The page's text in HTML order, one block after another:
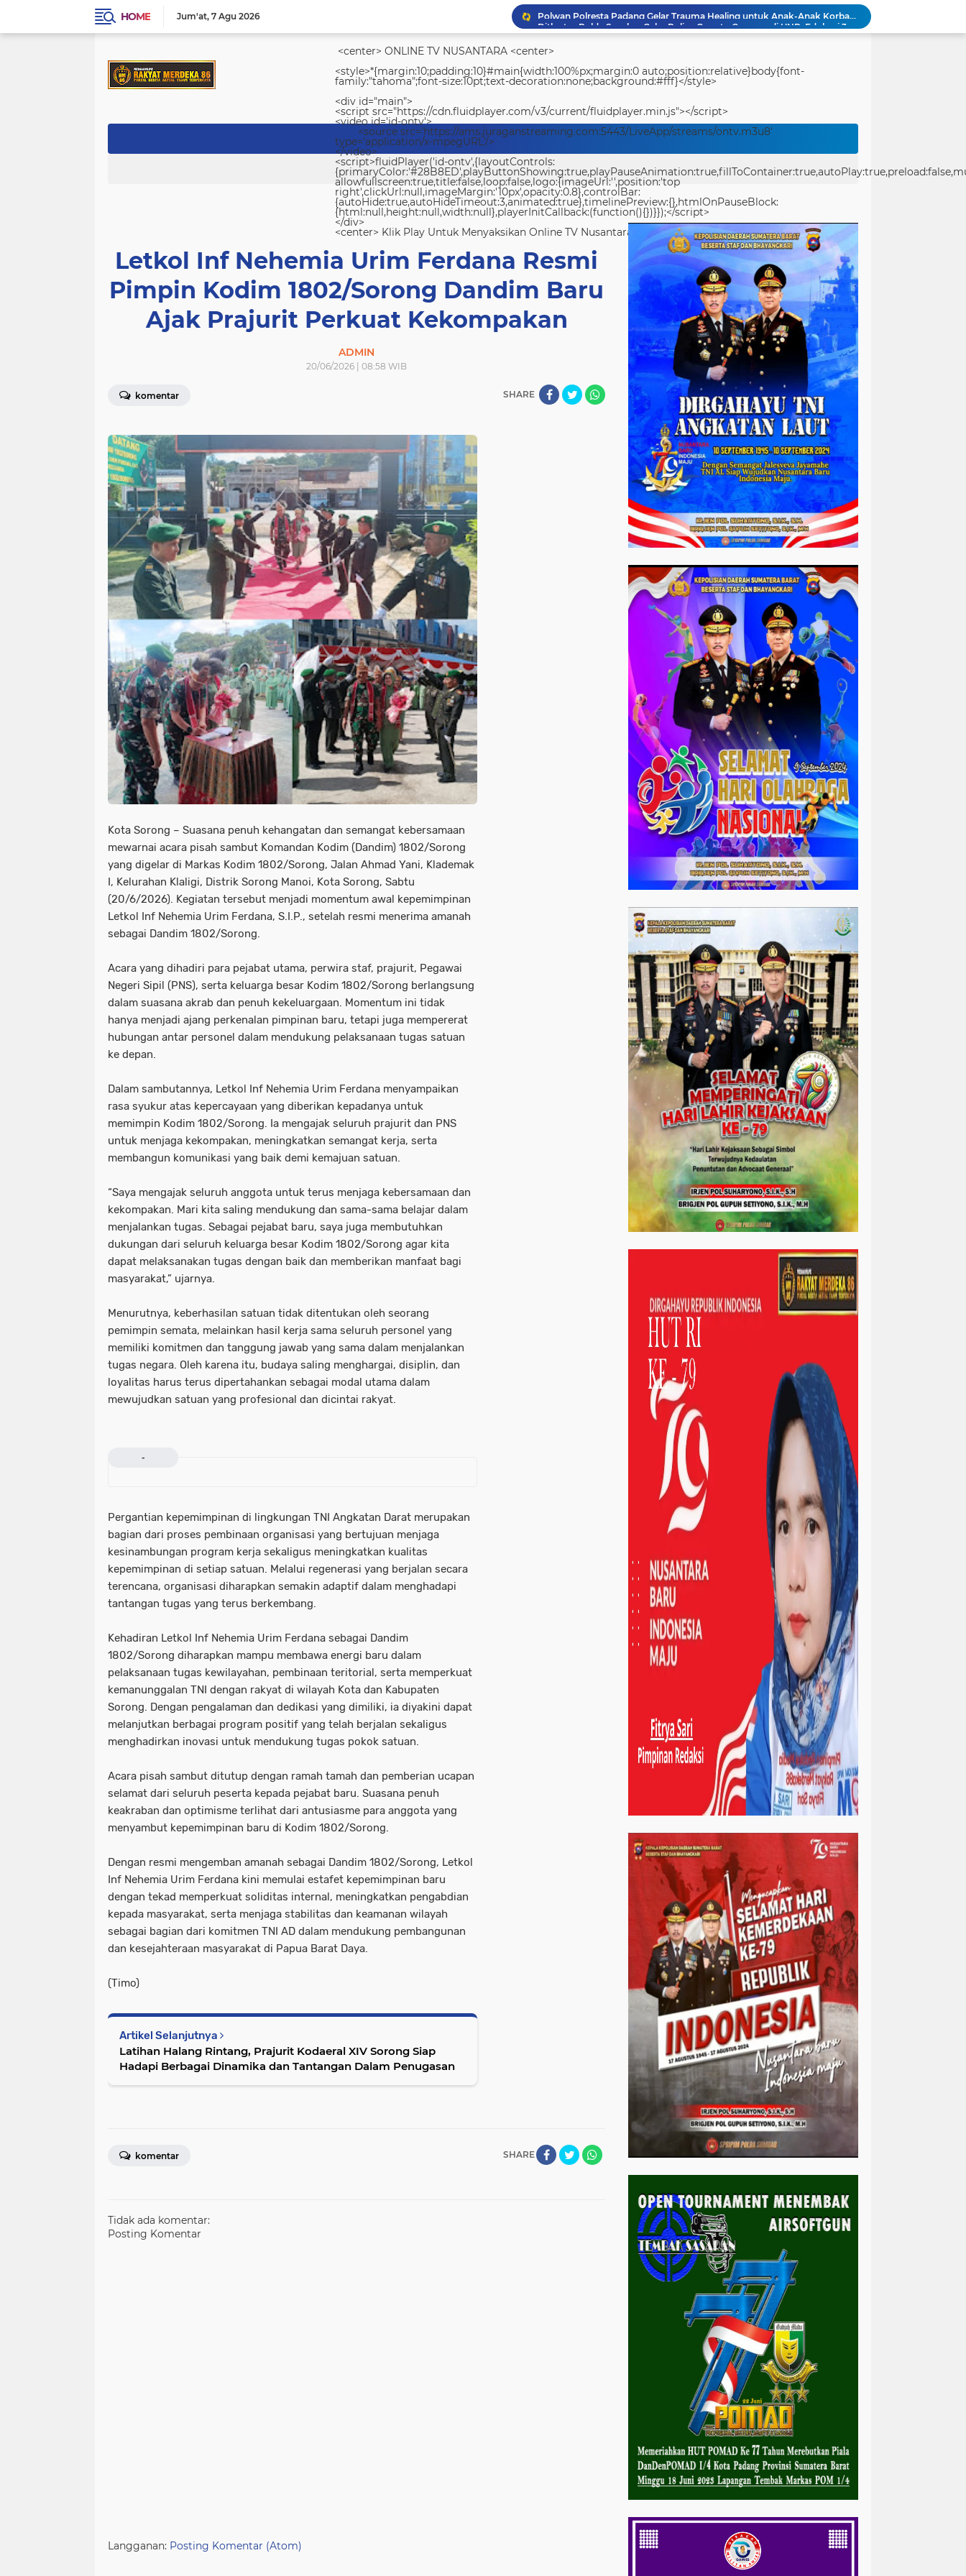
HOME Jum'at 7 Agu 2026
Ditlantas Polda Sumbar Gelar Police Goes to Campus di UNP, Edukasi 3.000 Mahasiswa Baru Tertib Berlalu Lintas
Polresta Padang Dirikan Posko Kesehatan Lapangan, Berikan Layanan Medis Gratis bagi Warga Terdampak Bencana
Distribusi BBM ke Proyek Flyover Sitinjau Lauik Dipertanyakan, Diduga Gunakan Solar Bersubsidi
Polwan Polresta Padang Gelar Trauma Healing untuk Anak-Anak Korban Banjir di Surau Gadang
<center> ONLINE TV NUSANTARA <center>
<style>*{margin:10;padding:10}#main{width:100%px;margin:0 auto;position:relative}body{font-
family:"tahoma";font-size:10pt;text-decoration:none;background:#fff}</style>
<div id="main">
<script src="https://cdn.fluidplayer.com/v3/current/fluidplayer.min.js"></script>
<video id='id-ontv'>
<source src='https://ams.juraganstreaming.com:5443/LiveApp/streams/ontv.m3u8'
type='application/x-mpegURL'/>
</video>
<script>fluidPlayer('id-ontv',{layoutControls:
allowfullscreen:true,title:false,loop:false,logo:{imageUrl:'',position:'top
right',clickUrl:null,imageMargin:'10px',opacity:0.8},controlBar:
{autoHide:true,autoHideTimeout:3,animated:true},timelinePreview:{},htmlOnPauseBlock:
{html:null,height:null,width:null},playerInitCallback:(function(){})}});</script>
</div>
<center> Klik Play Untuk Menyaksikan Online TV Nusantara <center>
Letkol Inf Nehemia Urim Ferdana Resmi
Pimpin Kodim 1802/Sorong Dandim Baru
Ajak Prajurit Perkuat Kekompakan
ADMIN
20/06/2026 | 08:58 WIB
komentar SHARE
Kota Sorong – Suasana penuh kehangatan dan semangat kebersamaan
mewarnai acara pisah sambut Komandan Kodim (Dandim) 1802/Sorong
yang digelar di Markas Kodim 1802/Sorong, Jalan Ahmad Yani, Klademak
I, Kelurahan Klaligi, Distrik Sorong Manoi, Kota Sorong, Sabtu
(20/6/2026). Kegiatan tersebut menjadi momentum awal kepemimpinan
Letkol Inf Nehemia Urim Ferdana, S.I.P., setelah resmi menerima amanah
sebagai Dandim 1802/Sorong.
Acara yang dihadiri para pejabat utama, perwira staf, prajurit, Pegawai
Negeri Sipil (PNS), serta keluarga besar Kodim 1802/Sorong berlangsung
dalam suasana akrab dan penuh kekeluargaan. Momentum ini tidak
hanya menjadi ajang perkenalan pimpinan baru, tetapi juga mempererat
hubungan antar personel dalam mendukung pelaksanaan tugas satuan
ke depan.
Dalam sambutannya, Letkol Inf Nehemia Urim Ferdana menyampaikan
rasa syukur atas kepercayaan yang diberikan kepadanya untuk
memimpin Kodim 1802/Sorong. Ia mengajak seluruh prajurit dan PNS
untuk menjaga kekompakan, meningkatkan semangat kerja, serta
membangun komunikasi yang baik demi kemajuan satuan.
“Saya mengajak seluruh anggota untuk terus menjaga kebersamaan dan
kekompakan. Mari kita saling mendukung dan sama-sama belajar dalam
menjalankan tugas. Sebagai pejabat baru, saya juga membutuhkan
dukungan dari seluruh keluarga besar Kodim 1802/Sorong agar kita
dapat melaksanakan tugas dengan baik dan memberikan manfaat bagi
masyarakat,” ujarnya.
Menurutnya, keberhasilan satuan tidak ditentukan oleh seorang
pemimpin semata, melainkan hasil kerja sama seluruh personel yang
memiliki komitmen dan tanggung jawab yang sama dalam menjalankan
tugas negara. Oleh karena itu, budaya saling menghargai, disiplin, dan
loyalitas harus terus dipertahankan sebagai modal utama dalam
mewujudkan satuan yang profesional dan dicintai rakyat.
-
Pergantian kepemimpinan di lingkungan TNI Angkatan Darat merupakan
bagian dari proses pembinaan organisasi yang bertujuan menjaga
kesinambungan program kerja sekaligus meningkatkan kualitas
kepemimpinan di setiap satuan. Melalui regenerasi yang berjalan secara
terencana, organisasi diharapkan semakin adaptif dalam menghadapi
tantangan tugas yang terus berkembang.
Kehadiran Letkol Inf Nehemia Urim Ferdana sebagai Dandim
1802/Sorong diharapkan mampu membawa energi baru dalam
pelaksanaan tugas kewilayahan, pembinaan teritorial, serta memperkuat
kemanunggalan TNI dengan rakyat di wilayah Kota dan Kabupaten
Sorong. Dengan pengalaman dan dedikasi yang dimiliki, ia diyakini dapat
melanjutkan berbagai program positif yang telah berjalan sekaligus
menghadirkan inovasi untuk mendukung tugas pokok satuan.
Acara pisah sambut ditutup dengan ramah tamah dan pemberian ucapan
selamat dari seluruh peserta kepada pejabat baru. Suasana penuh
keakraban dan optimisme terlihat dari antusiasme para anggota yang
menyambut kepemimpinan baru di Kodim 1802/Sorong.
Dengan resmi mengemban amanah sebagai Dandim 1802/Sorong, Letkol
Inf Nehemia Urim Ferdana kini memulai estafet kepemimpinan baru
dengan tekad memperkuat soliditas internal, meningkatkan pengabdian
kepada masyarakat, serta menjaga stabilitas dan keamanan wilayah
sebagai bagian dari komitmen TNI AD dalam mendukung pembangunan
dan kesejahteraan masyarakat di Papua Barat Daya.
(Timo)
Artikel Selanjutnya
Latihan Halang Rintang, Prajurit Kodaeral XIV Sorong Siap
Hadapi Berbagai Dinamika dan Tantangan Dalam Penugasan
SHARE
komentar
Tidak ada komentar:
Posting Komentar
Langganan: Posting Komentar (Atom)